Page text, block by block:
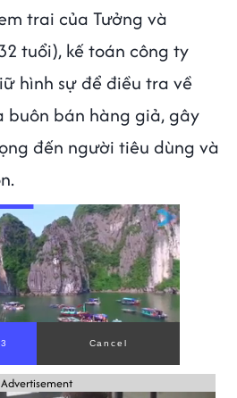
trai của Tưởng và
tuổi), kế toán công ty
hình sự để điều tra về
buôn bán hàng giả, gây
đến người tiêu dùng và
Cancel
Advertisement